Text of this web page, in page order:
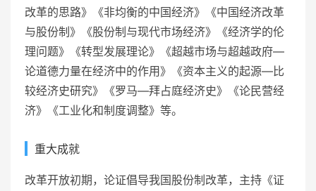
改革的思路》《非均衡的中国经济》《中国经济改革
与股份制》《股份制与现代市场经济》《经济学的伦
理问题》《转型发展理论》《超越市场与超越政府—
论道德力量在经济中的作用》《资本主义的起源—比
较经济史研究》《罗马—拜占庭经济史》《论民营经
济》《工业化和制度调整》等。
重大成就
改革开放初期，论证倡导我国股份制改革，主持《证